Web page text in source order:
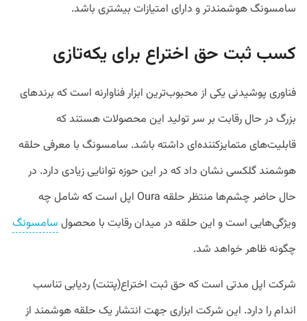
سامسونگ هوشمندتر و دارای امتیازات بیشتری باشد.
کسب ثبت حق اختراع برای یکه‌تازی
فناوری پوشیدنی یکی از محبوب‌ترین ابزار فناوارنه است که برندهای
بزرگ در حال رقابت بر سر تولید این محصولات هستند که
قابلیت‌های متمایزکننده‌ای داشته باشد. سامسونگ با معرفی حلقه
هوشمند گلکسی نشان داد که در این حوزه توانایی زیادی دارد. در
حال حاضر چشم‌ها منتظر حلقه Oura اپل است که شامل چه
ویژگی‌هایی است و این حلقه در میدان رقابت با محصول سامسونگ
چگونه ظاهر خواهد شد.
شرکت اپل مدتی است که حق ثبت اختراع(پتنت) ردیابی تناسب
اندام را دارد. این شرکت ابزاری جهت انتشار یک حلقه هوشمند از